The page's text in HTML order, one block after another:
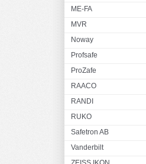
ME-FA
MVR
Noway
Profsafe
ProZafe
RAACO
RANDI
RUKO
Safetron AB
Vanderbilt